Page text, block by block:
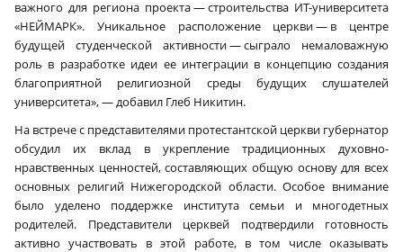
важного для региона проекта — строительства ИT-университета
«НЕЙМАРК». Уникальное расположение церкви — в центре
будущей студенческой активности — сыграло немаловажную
роль в разработке идеи ее интеграции в концепцию создания
благоприятной религиозной среды будущих слушателей
университета», — добавил Глеб Никитин.
На встрече с представителями протестантской церкви губернатор
обсудил их вклад в укрепление традиционных духовно-
нравственных ценностей, составляющих общую основу для всех
основных религий Нижегородской области. Особое внимание
было уделено поддержке института семьи и многодетных
родителей. Представители церквей подтвердили готовность
активно участвовать в этой работе, в том числе оказывать